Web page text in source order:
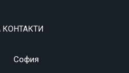
КОНТАКТИ
София